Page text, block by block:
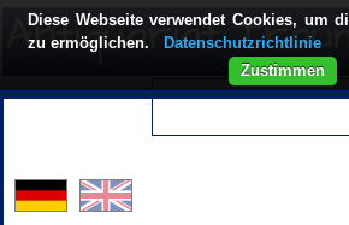
Diese Webseite verwendet Cookies, um
zu ermöglichen.
Datenschutzrichtlinie
Zustimmen